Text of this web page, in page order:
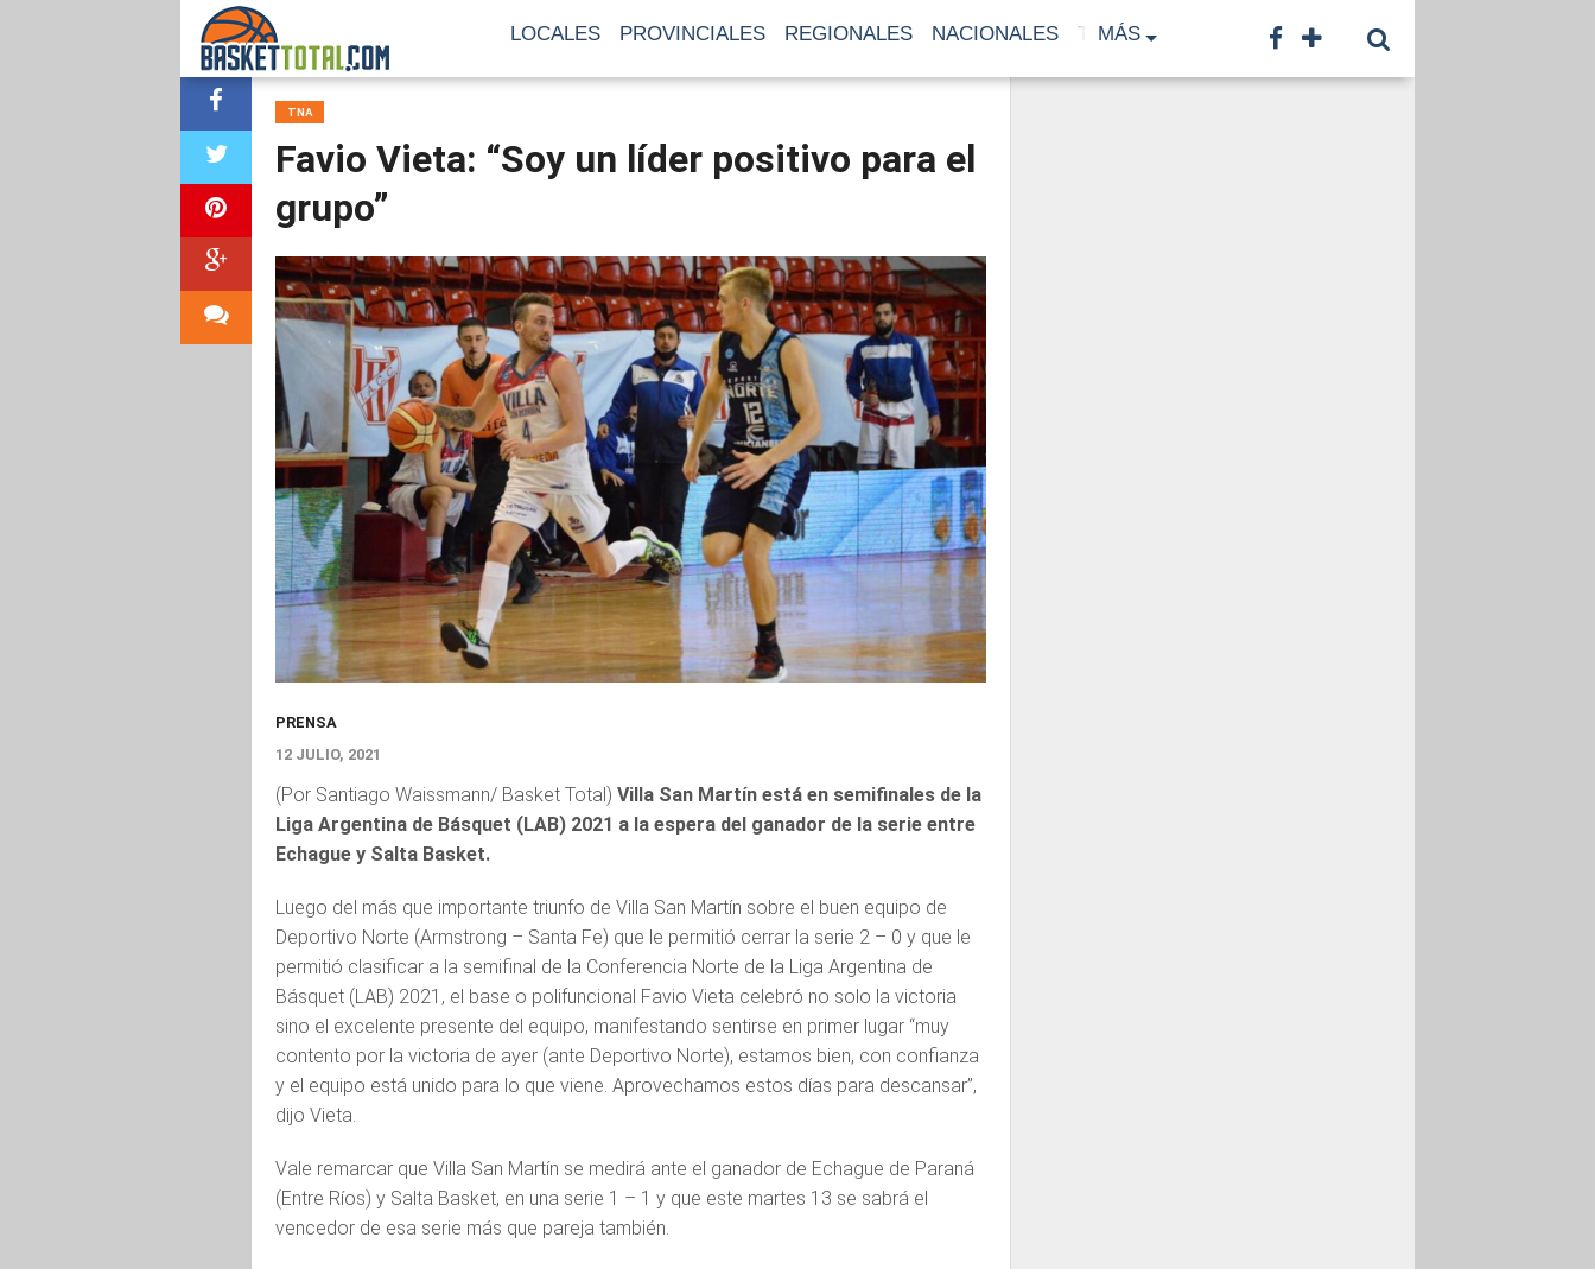
LOCALES PROVINCIALES REGIONALES NACIONALES TF TNA CONTACTO
MÁS
TNA
Favio Vieta: “Soy un líder positivo para el
grupo”
PRENSA
12 JULIO, 2021
(Por Santiago Waissmann/ Basket Total) Villa San Martín está en semifinales de la
Liga Argentina de Básquet (LAB) 2021 a la espera del ganador de la serie entre
Echague y Salta Basket.
Luego del más que importante triunfo de Villa San Martín sobre el buen equipo de
Deportivo Norte (Armstrong – Santa Fe) que le permitió cerrar la serie 2 – 0 y que le
permitió clasificar a la semifinal de la Conferencia Norte de la Liga Argentina de
Básquet (LAB) 2021, el base o polifuncional Favio Vieta celebró no solo la victoria
sino el excelente presente del equipo, manifestando sentirse en primer lugar “muy
contento por la victoria de ayer (ante Deportivo Norte), estamos bien, con confianza
y el equipo está unido para lo que viene. Aprovechamos estos días para descansar”,
dijo Vieta.
Vale remarcar que Villa San Martín se medirá ante el ganador de Echague de Paraná
(Entre Ríos) y Salta Basket, en una serie 1 – 1 y que este martes 13 se sabrá el
vencedor de esa serie más que pareja también.